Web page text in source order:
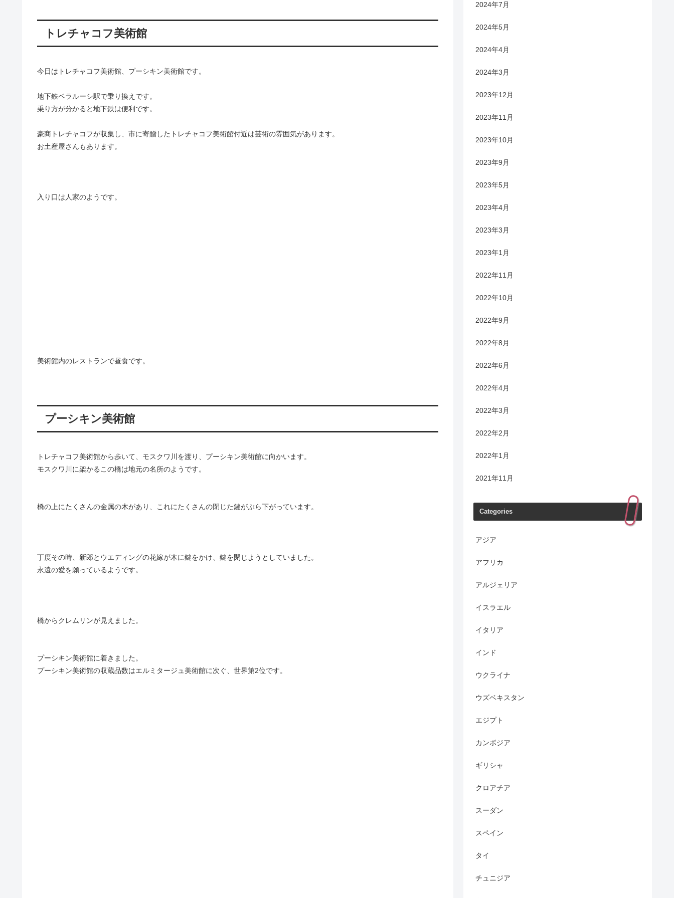
トレチャコフ美術館
今日はトレチャコフ美術館、プーシキン美術館です。
地下鉄ベラルーシ駅で乗り換えです。
乗り方が分かると地下鉄は便利です。
豪商トレチャコフが収集し、市に寄贈したトレチャコフ美術館付近は芸術の雰囲気があります。
お土産屋さんもあります。
入り口は人家のようです。
美術館内のレストランで昼食です。
プーシキン美術館
トレチャコフ美術館から歩いて、モスクワ川を渡り、プーシキン美術館に向かいます。
モスクワ川に架かるこの橋は地元の名所のようです。
橋の上にたくさんの金属の木があり、これにたくさんの閉じた鍵がぶら下がっています。
丁度その時、新郎とウエディングの花嫁が木に鍵をかけ、鍵を閉じようとしていました。
永遠の愛を願っているようです。
橋からクレムリンが見えました。
プーシキン美術館に着きました。
プーシキン美術館の収蔵品数はエルミタージュ美術館に次ぐ、世界第2位です。
2024年7月
2024年5月
2024年4月
2024年3月
2023年12月
2023年11月
2023年10月
2023年9月
2023年5月
2023年4月
2023年3月
2023年1月
2022年11月
2022年10月
2022年9月
2022年8月
2022年6月
2022年4月
2022年3月
2022年2月
2022年1月
2021年11月
Categories
アジア
アフリカ
アルジェリア
イスラエル
イタリア
インド
ウクライナ
ウズベキスタン
エジプト
カンボジア
ギリシャ
クロアチア
スーダン
スペイン
タイ
チュニジア